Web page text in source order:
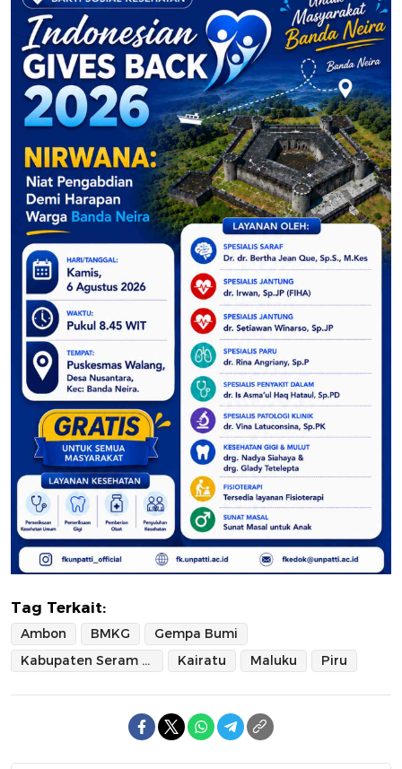
Tag Terkait:
Ambon BMKG
Gempa Bumi
Kabupaten Seram Bagian Barat
Kairatu Maluku Piru